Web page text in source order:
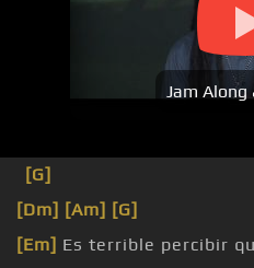
Jam Along
[G]
[Dm] [Am] [G]
[Em] Es terrible percibir